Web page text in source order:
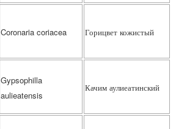
Coronaria coriacea Горицвет кожистый
Gypsophilla
aulieatensis
Качим аулиеатинский